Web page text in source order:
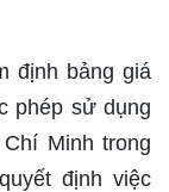
định bảng giá
phép sử dụng
Minh trong
định việc